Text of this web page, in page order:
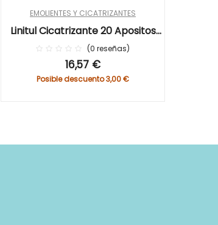
EMOLIENTES Y CICATRIZANTES
Linitul Cicatrizante 20 Apositos
Impregnados 9 X 15 Cm
0 reseñas
16,57 €
Posible descuento 3,00 €